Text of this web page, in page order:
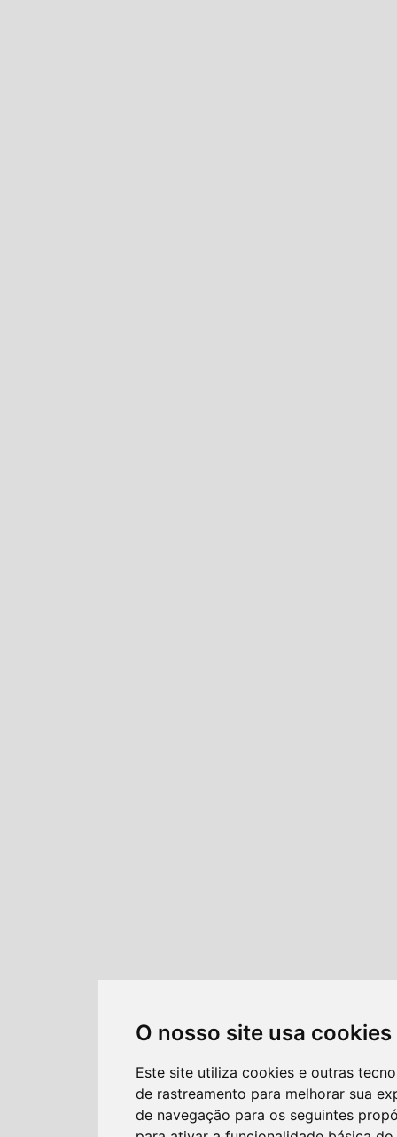
O nosso site usa cookies
Este site utiliza cookies e outras
de rastreamento para melhorar sua
de navegação para os seguintes